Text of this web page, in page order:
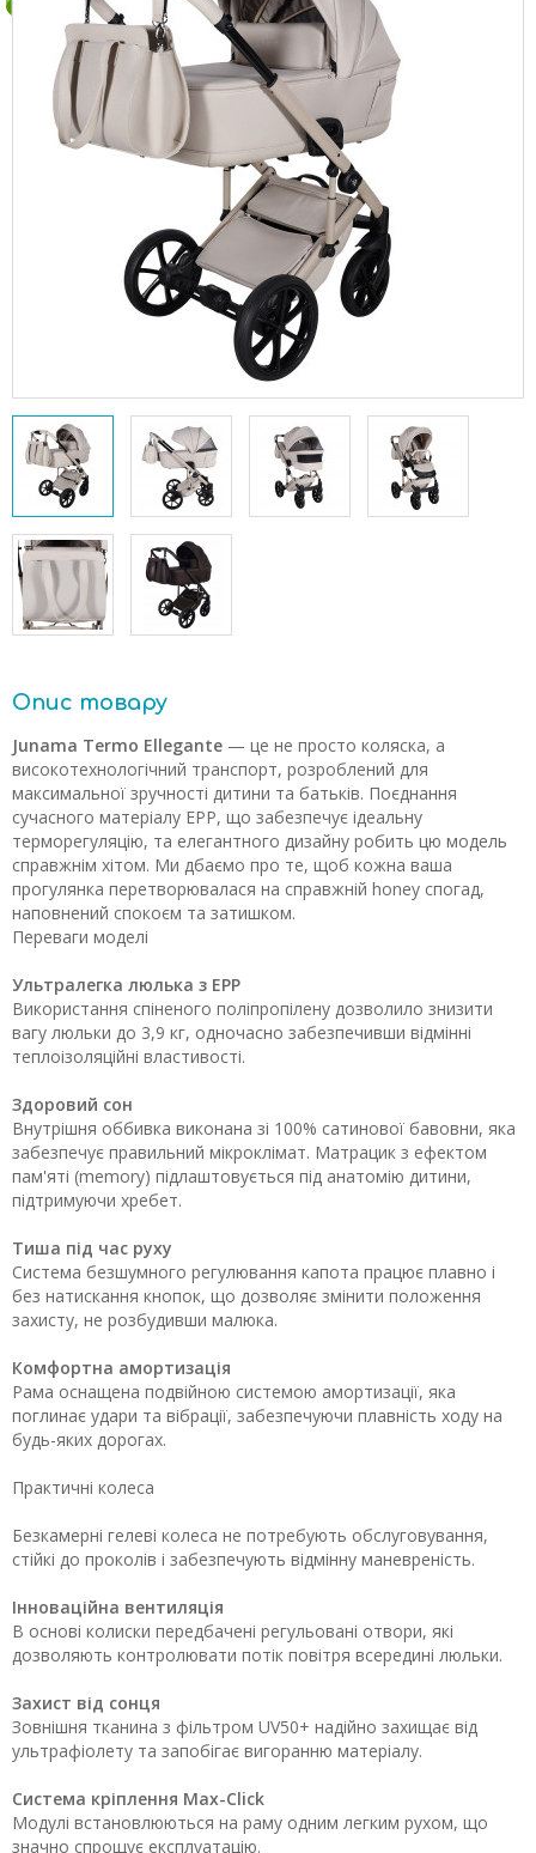
Опис товару
Junama Termo Ellegante — це не просто коляска, а
високотехнологічний транспорт, розроблений для
максимальної зручності дитини та батьків. Поєднання
сучасного матеріалу EPP, що забезпечує ідеальну
терморегуляцію, та елегантного дизайну робить цю модель
справжнім хітом. Ми дбаємо про те, щоб кожна ваша
прогулянка перетворювалася на справжній honey спогад,
наповнений спокоєм та затишком.
Переваги моделі
Ультралегка люлька з EPP
Використання спіненого поліпропілену дозволило знизити
вагу люльки до 3,9 кг, одночасно забезпечивши відмінні
теплоізоляційні властивості.
Здоровий сон
Внутрішня оббивка виконана зі 100% сатинової бавовни, яка
забезпечує правильний мікроклімат. Матрацик з ефектом
пам'яті (memory) підлаштовується під анатомію дитини,
підтримуючи хребет.
Тиша під час руху
Система безшумного регулювання капота працює плавно і
без натискання кнопок, що дозволяє змінити положення
захисту, не розбудивши малюка.
Комфортна амортизація
Рама оснащена подвійною системою амортизації, яка
поглинає удари та вібрації, забезпечуючи плавність ходу на
будь-яких дорогах.
Практичні колеса
Безкамерні гелеві колеса не потребують обслуговування,
стійкі до проколів і забезпечують відмінну маневреність.
Інноваційна вентиляція
В основі колиски передбачені регульовані отвори, які
дозволяють контролювати потік повітря всередині люльки.
Захист від сонця
Зовнішня тканина з фільтром UV50+ надійно захищає від
ультрафіолету та запобігає вигоранню матеріалу.
Система кріплення Max-Click
Модулі встановлюються на раму одним легким рухом, що
значно спрощує експлуатацію.